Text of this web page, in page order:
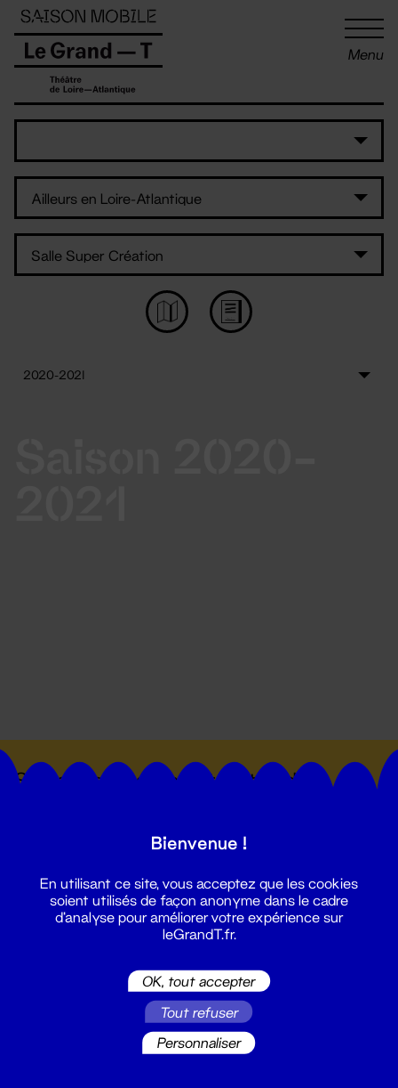
Menu
Suivez toutes les actualités du
Panneau de gestion des cookies
Bienvenue !
En utilisant ce site, vous acceptez que les cookies
soient utilisés de façon anonyme dans le cadre
d'analyse pour améliorer votre expérience sur
leGrandT.fr.
OK, tout accepter
Tout refuser
Personnaliser